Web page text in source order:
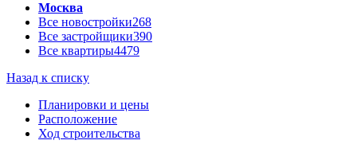
Москва
Все новостройки268
Все застройщики390
Все квартиры4479
Назад к списку
Планировки и цены
Расположение
Ход строительства